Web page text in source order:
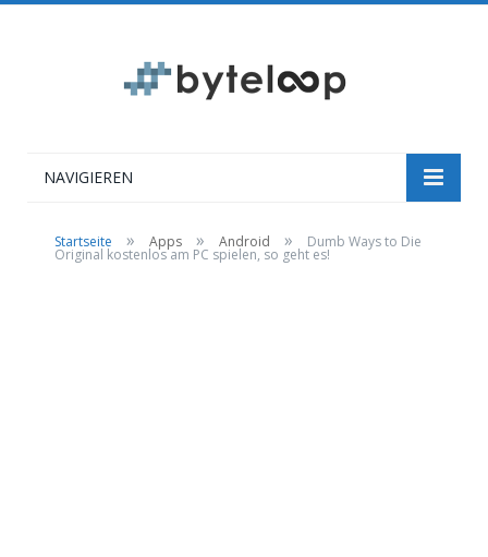
NAVIGIEREN
Startseite » Apps » Android » Dumb Ways to Die
Original kostenlos am PC spielen, so geht es!